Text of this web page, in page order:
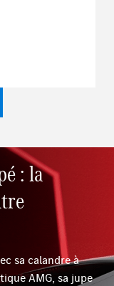
: la
sa calandre à
AMG, sa jupe